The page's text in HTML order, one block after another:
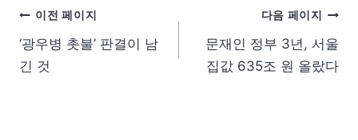
이전 페이지
‘광우병 촛불’ 판결이 남
긴 것
다음 페이지
문재인 정부 3년, 서울
집값 635조 원 올랐다